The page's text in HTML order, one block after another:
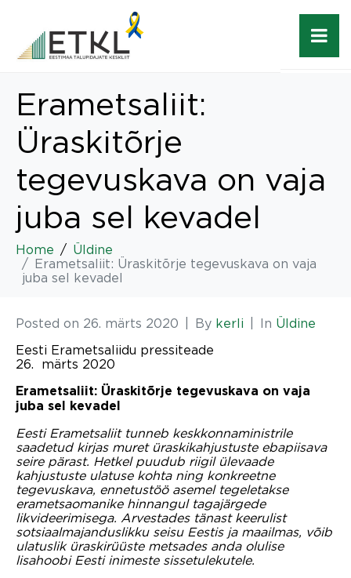
Erametsaliit:
Üraskitõrje
tegevuskava on vaja
juba sel kevadel
Home
Üldine
Erametsaliit: Üraskitõrje tegevuskava on vaja
juba sel kevadel
Posted on 26. märts 2020 By kerli In Üldine
Eesti Erametsaliidu pressiteade
26. märts 2020
Erametsaliit: Üraskitõrje tegevuskava on vaja
juba sel kevadel
Eesti Erametsaliit tunneb keskkonnaministrile
saadetud kirjas muret üraskikahjustuste ebapiisava
seire pärast. Hetkel puudub riigil ülevaade
kahjustuste ulatuse kohta ning konkreetne
tegevuskava, ennetustöö asemel tegeletakse
erametsaomanike hinnangul tagajärgede
likvideerimisega. Arvestades tänast keerulist
sotsiaalmajanduslikku seisu Eestis ja maailmas, võib
ulatuslik üraskirüüste metsades anda olulise
lisahoobi Eesti inimeste sissetulekutele.